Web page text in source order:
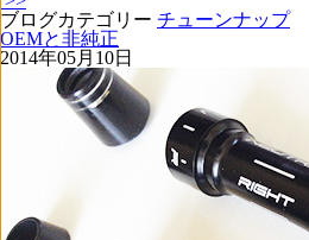
ブログカテゴリー チューンナップ
OEMと非純正
2014年05月10日